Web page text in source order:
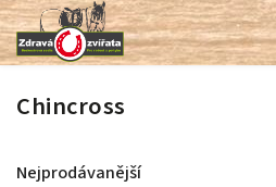
Chincross
Nejprodávanější